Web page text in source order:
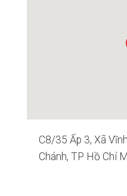
C8/35 Ấp 3, Xã
Chánh, TP Hồ Chí